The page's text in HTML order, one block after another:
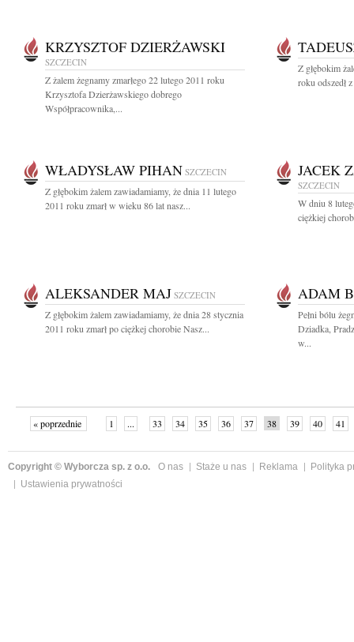
KRZYSZTOF DZIERŻAWSKI
SZCZECIN
Z żalem żegnamy zmarłego 22 lutego 2011 roku
Krzysztofa Dzierżawskiego dobrego
Współpracownika,...
Z głębokim
roku odszedł
WŁADYSŁAW PIHAN SZCZECIN
Z głębokim żalem zawiadamiamy, że dnia 11 lutego
2011 roku zmarł w wieku 86 lat nasz...
JACEK
SZCZECIN
W dniu 8
ciężkiej
ALEKSANDER MAJ SZCZECIN
Z głębokim żalem zawiadamiamy, że dnia 28 stycznia
2011 roku zmarł po ciężkej chorobie Nasz...
ADAM
Pełni bólu
Dziadka,
w...
« poprzednie 1 ... 33 34 35 36 37 38 39 40
41
Copyright © Wyborcza sp. z o.o. O nas Staże u nas Reklama
Polityka
Ustawienia prywatności